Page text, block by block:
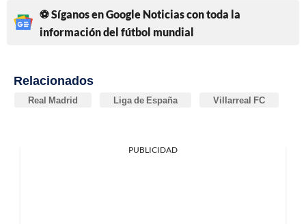
⚽ Síganos en Google Noticias con toda la
información del fútbol mundial
Relacionados
Real Madrid Liga de España Villarreal FC
PUBLICIDAD